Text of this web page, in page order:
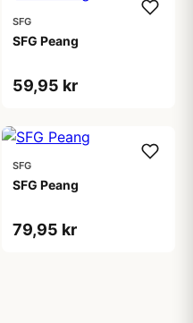
SFG
SFG Peang
59,95 kr
SFG
SFG Peang
79,95 kr